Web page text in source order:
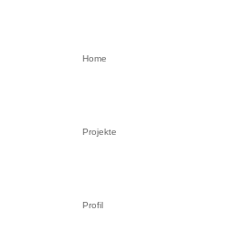
Home
Projekte
Profil